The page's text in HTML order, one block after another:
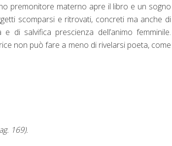
premonitore materno apre il libro e un sogno
scomparsi e ritrovati, concreti ma anche di
di salvifica prescienza dell’animo femminile.
non può fare a meno di rivelarsi poeta, come
169).